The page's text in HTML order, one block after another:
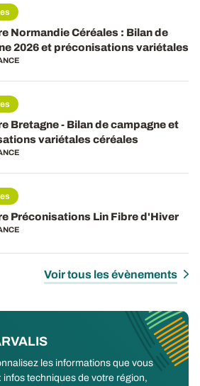
Normandie Céréales : Bilan de
2026 et préconisations variétales
Bretagne - Bilan de campagne et
variétales céréales
Préconisations Lin Fibre d'Hiver
Voir tous les évènements
les informations que vous
techniques de votre région,